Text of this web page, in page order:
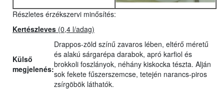
Részletes érzékszervi minősítés:
Kertészleves (0,4 l/adag)
Külső
megjelenés:
Drappos-zöld színű zavaros lében, eltérő méretű
és alakú sárgarépa darabok, apró karfiol és
brokkoli foszlányok, néhány kiskocka tészta. Alján
sok fekete fűszerszemcse, tetején narancs-piros
zsírgöbök láthatók.